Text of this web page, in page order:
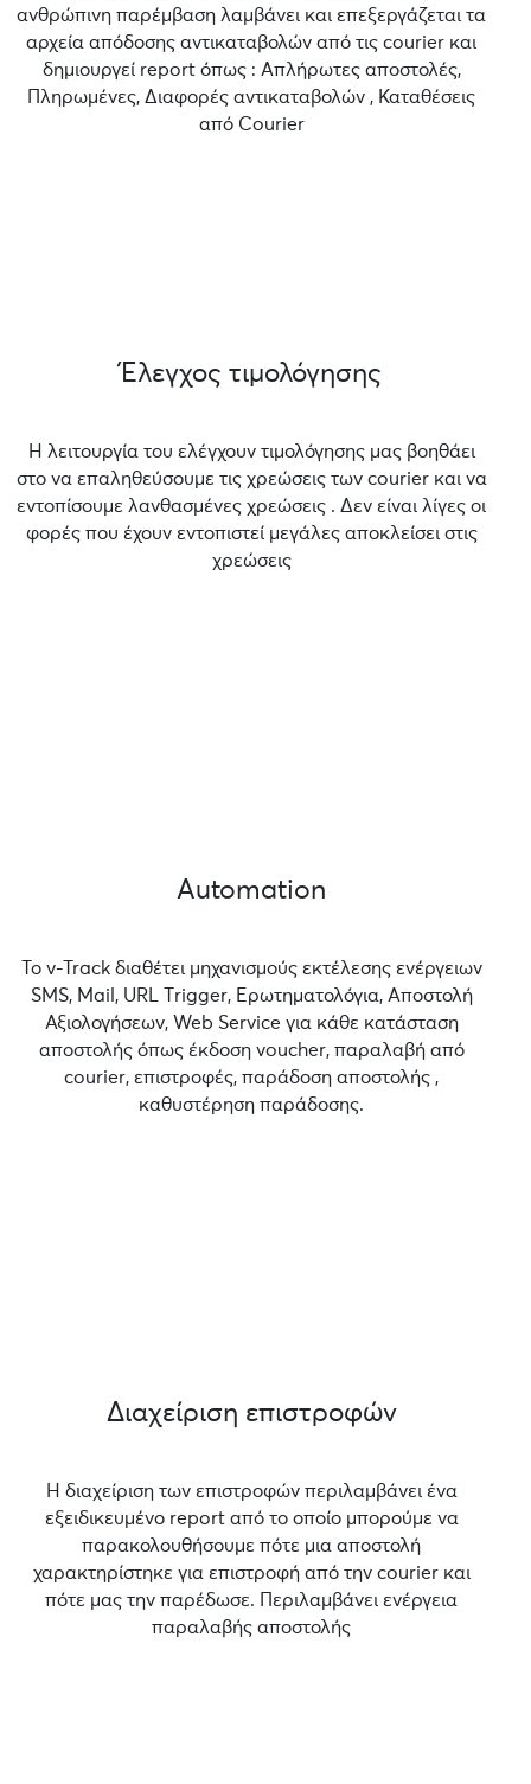
ανθρώπινη παρέμβαση λαμβάνει και επεξεργάζεται τα
αρχεία απόδοσης αντικαταβολών από τις courier και
δημιουργεί report όπως : Απλήρωτες αποστολές,
Πληρωμένες, Διαφορές αντικαταβολών , Καταθέσεις
από Courier
Έλεγχος τιμολόγησης
Η λειτουργία του ελέγχουν τιμολόγησης μας βοηθάει
στο να επαληθεύσουμε τις χρεώσεις των courier και να
εντοπίσουμε λανθασμένες χρεώσεις . Δεν είναι λίγες οι
φορές που έχουν εντοπιστεί μεγάλες αποκλείσει στις
χρεώσεις
Automation
Το v-Track διαθέτει μηχανισμούς εκτέλεσης ενέργειων
SMS, Mail, URL Τrigger, Ερωτηματολόγια, Αποστολή
Αξιολογήσεων, Web Service για κάθε κατάσταση
αποστολής όπως έκδοση voucher, παραλαβή από
courier, επιστροφές, παράδοση αποστολής ,
καθυστέρηση παράδοσης.
Διαχείριση επιστροφών
Η διαχείριση των επιστροφών περιλαμβάνει ένα
εξειδικευμένο report από το οποίο μπορούμε να
παρακολουθήσουμε πότε μια αποστολή
χαρακτηρίστηκε για επιστροφή από την courier και
πότε μας την παρέδωσε. Περιλαμβάνει ενέργεια
παραλαβής αποστολής